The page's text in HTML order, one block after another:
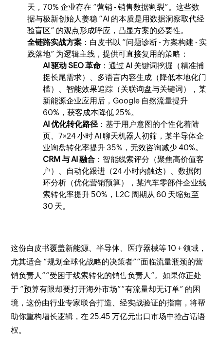
天，70% 企业存在 “营销 - 销售数据割裂”。这些数
据与极新创始人姜稳 “AI 的本质是用数据洞察取代经
验盲区” 的观点形成呼应，凸显方案的必要性。
全链路实战方案 ：白皮书以 “问题诊断 - 方案构建 - 实
践落地” 为逻辑主线，提供可直接复用的策略：
AI 驱动 SEO 革命 ：通过 AI 关键词挖掘（精准捕
捉长尾需求）、多语言内容生成（降低本地化门
槛）、智能效果追踪（关联询盘与关键词），某
新能源企业应用后，Google 自然流量提升
60%，获客成本降低 25%。
AI 优化转化路径：基于用户意图的个性化着陆
页、7×24 小时 AI 聊天机器人初筛，某半导体企
业询盘转化率提升 35%，无效咨询减少 40%。
CRM 与 AI 融合 ：智能线索评分（聚焦高价值客
户）、自动化跟进（24 小时内触达）、数据闭
环分析（优化营销预算），某汽车零部件企业线
索转化率提升 50%，L2C 周期从 60 天缩短至
30 天。
这份白皮书覆盖新能源、半导体、医疗器械等 10 + 领域，
尤其适合 “规划全球化战略的决策者”“面临流量瓶颈的营
销负责人”“受困于线索转化的销售负责人”。如果你正处
于 “预算有限却要打开海外市场”“有流量却无订单” 的困
境，这份由行业专家联合打造、经实战验证的指南，将帮
助你重构增长逻辑，在 25.45 万亿元出口市场中抢占话语
权。